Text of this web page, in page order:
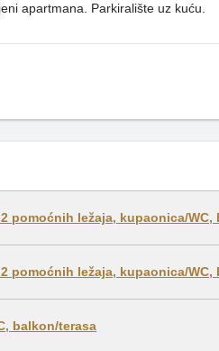
apartmana. Parkiralište uz kuću.
pomoćnih ležaja, kupaonica/WC,
pomoćnih ležaja, kupaonica/WC,
balkon/terasa